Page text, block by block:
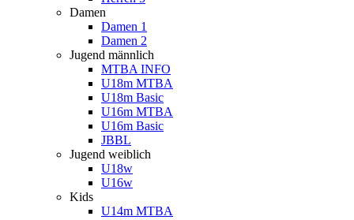
Damen
Damen 1
Damen 2
Jugend männlich
MTBA INFO
U18m MTBA
U18m Basic
U16m MTBA
U16m Basic
JBBL
Jugend weiblich
U18w
U16w
Kids
U14m MTBA